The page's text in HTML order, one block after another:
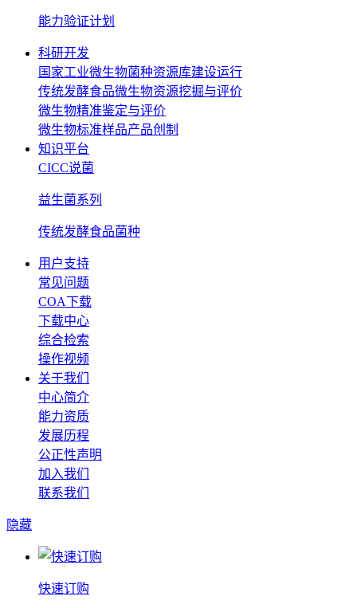
能力验证计划
科研开发
国家工业微生物菌种资源库建设运行
传统发酵食品微生物资源挖掘与评价
微生物精准鉴定与评价
微生物标准样品产品创制
知识平台
CICC说菌
益生菌系列
传统发酵食品菌种
用户支持
常见问题
COA下载
下载中心
综合检索
操作视频
关于我们
中心简介
能力资质
发展历程
公正性声明
加入我们
联系我们
隐藏
快速订购